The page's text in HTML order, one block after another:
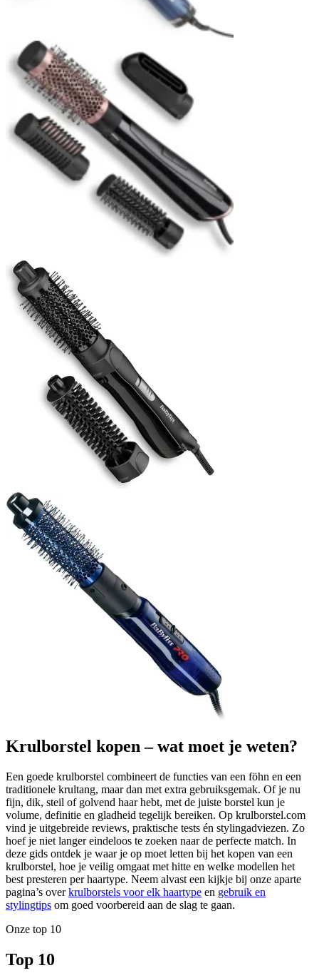
Krulborstel kopen – wat moet je weten?
Een goede krulborstel combineert de functies van een föhn en een
traditionele krultang, maar dan met extra gebruiksgemak. Of je nu
fijn, dik, steil of golvend haar hebt, met de juiste borstel kun je
volume, definitie en gladheid tegelijk bereiken. Op krulborstel.com
vind je uitgebreide reviews, praktische tests én stylingadviezen. Zo
hoef je niet langer eindeloos te zoeken naar de perfecte match. In
deze gids ontdek je waar je op moet letten bij het kopen van een
krulborstel, hoe je veilig omgaat met hitte en welke modellen het
best presteren per haartype. Neem alvast een kijkje bij onze aparte
pagina’s overkrulborstels voor elk haartype en gebruik en
stylingtips om goed voorbereid aan de slag te gaan.
Onze top 10
Top 10